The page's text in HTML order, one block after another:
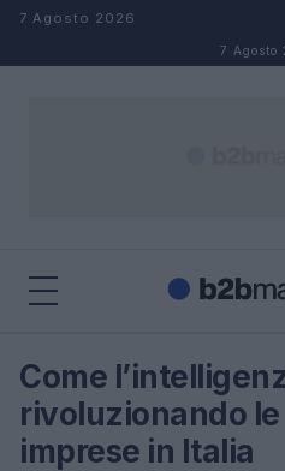
Salta al contenuto
7 Agosto 2026
7 Agosto
Cerca
Come
rivoluzionando
imprese in Italia